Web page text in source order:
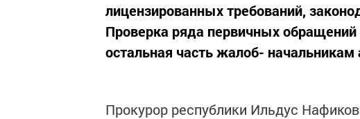
лицензированных требований,
Проверка ряда первичных обращений
остальная часть жалоб-
Прокурор республики Ильдус